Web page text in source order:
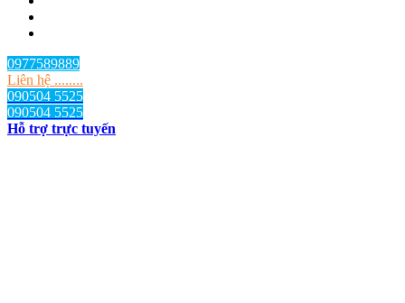
0977589889
Liên hệ ........
090504 5525
090504 5525
Hỗ trợ trực tuyến